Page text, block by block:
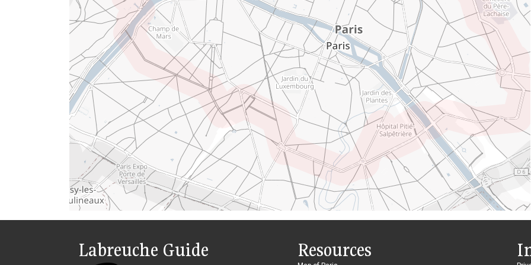
Labreuche Guide Resources